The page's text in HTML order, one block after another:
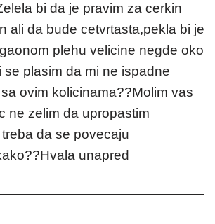
bi da je pravim za cerkin
ali da bude cetvrtasta,pekla bi je
plehu velicine negde oko
se plasim da mi ne ispadne
ovim kolicinama??Molim vas
ne zelim da upropastim
da se povecaju
unapred